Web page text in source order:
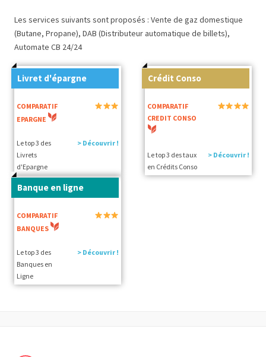
Les services suivants sont proposés : Vente de gaz domestique
(Butane, Propane), DAB (Distributeur automatique de billets),
Automate CB 24/24
Livret d'épargne
COMPARATIF
EPARGNE
Le top 3 des
Livrets
d'Epargne
> Découvrir !
Crédit Conso
COMPARATIF
CREDIT CONSO
Le top 3 des taux
en Crédits Conso
> Découvrir !
Banque en ligne
COMPARATIF
BANQUES
Le top 3 des
Banques en
Ligne
> Découvrir !